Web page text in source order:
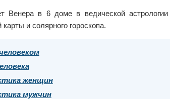
Венера в 6 доме в ведической
и солярного гороскопа.
женщин
мужчин